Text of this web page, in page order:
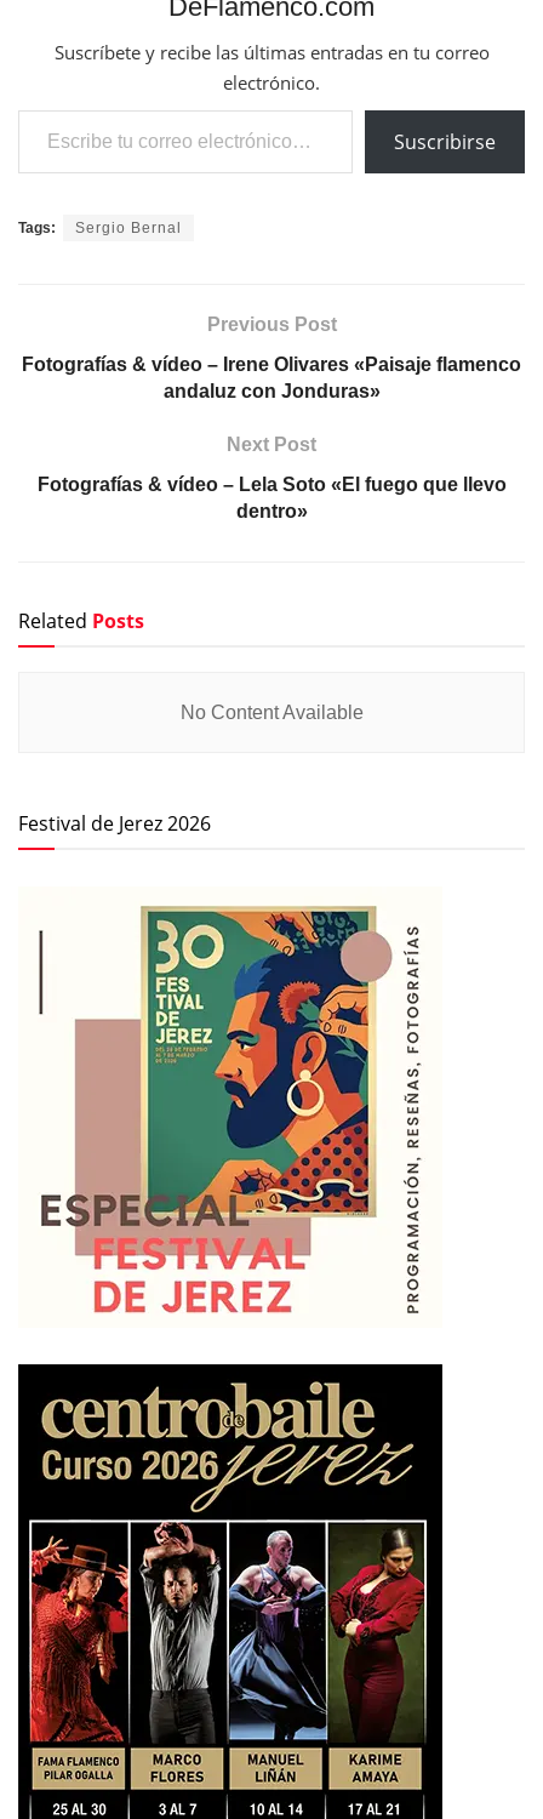
DeFlamenco.com
Suscríbete y recibe las últimas entradas en tu correo
electrónico.
Escribe tu correo electrónico…
Suscribirse
Tags: Sergio Bernal
Previous Post
Fotografías & vídeo – Irene Olivares «Paisaje flamenco
andaluz con Jonduras»
Next Post
Fotografías & vídeo – Lela Soto «El fuego que llevo
dentro»
Related Posts
No Content Available
Festival de Jerez 2026